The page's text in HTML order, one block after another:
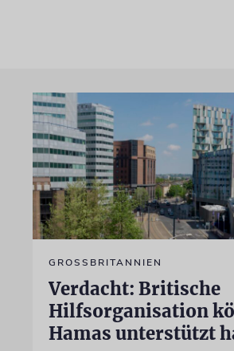
GROSSBRITANNIEN
Verdacht: Britische
Hilfsorganisation
Hamas unterstützt